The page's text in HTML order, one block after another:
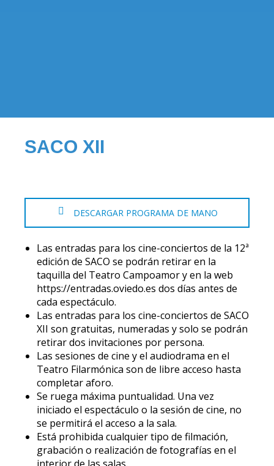
SACO XII
DESCARGAR PROGRAMA DE MANO
Las entradas para los cine-conciertos de la 12ª
edición de SACO se podrán retirar en la
taquilla del Teatro Campoamor y en la web
https://entradas.oviedo.es dos días antes de
cada espectáculo.
Las entradas para los cine-conciertos de SACO
XII son gratuitas, numeradas y solo se podrán
retirar dos invitaciones por persona.
Las sesiones de cine y el audiodrama en el
Teatro Filarmónica son de libre acceso hasta
completar aforo.
Se ruega máxima puntualidad. Una vez
iniciado el espectáculo o la sesión de cine, no
se permitirá el acceso a la sala.
Está prohibida cualquier tipo de filmación,
grabación o realización de fotografías en el